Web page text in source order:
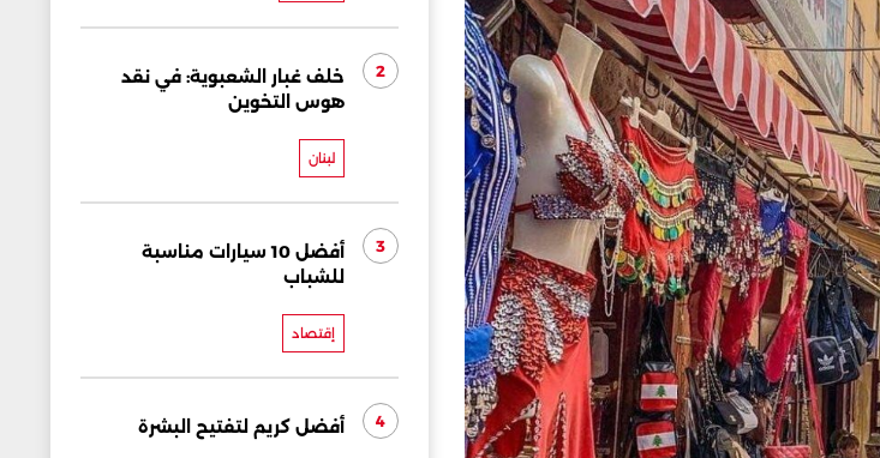
2
خلف غبار الشعبوية: في نقد
هوس التخوين
لبنان
3
أفضل 10 سيارات مناسبة
للشباب
إقتصاد
4 أفضل كريم لتفتيح البشرة